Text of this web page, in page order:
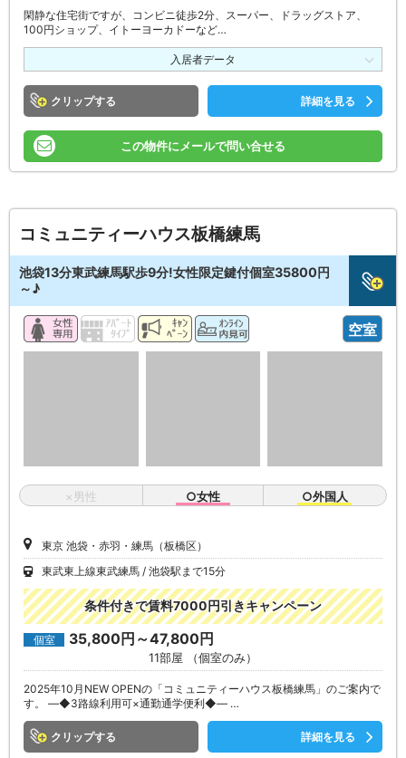
閑静な住宅街ですが、コンビニ徒歩2分、スーパー、ドラッグストア、
100円ショップ、イトーヨーカドーなど…
入居者データ
クリップ 詳細を見る
この物件にメールで問い合せる
コミュニティーハウス板橋練馬
池袋13分東武練馬駅歩9分!女性限定鍵付個室35800円
～♪
空室
×男性 ○女性 ○外国人
東京 池袋・赤羽・練馬（板橋区）
東武東上線東武練馬
池袋駅まで15分
条件付きで賃料7000円引きキャンペーン
個室 35,800円～47,800円
11部屋 （個室のみ）
2025年10月NEW OPENの「コミュニティーハウス板橋練馬」のご案内で
す。 ―◆3路線利用可×通勤通学便利◆― …
クリップ 詳細を見る